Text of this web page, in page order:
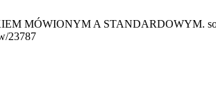
MÓWIONYM A STANDARDOWYM. so
23787